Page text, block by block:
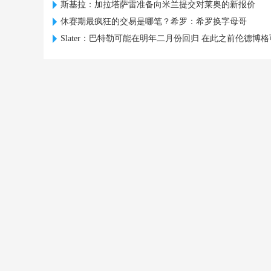
斯基拉：加拉塔萨雷准备向米兰提交对莱奥的新报价
休赛期最疯狂的交易是哪笔？希罗：希罗换字母哥
Slater：巴特勒可能在明年二月份回归 在此之前伦德博